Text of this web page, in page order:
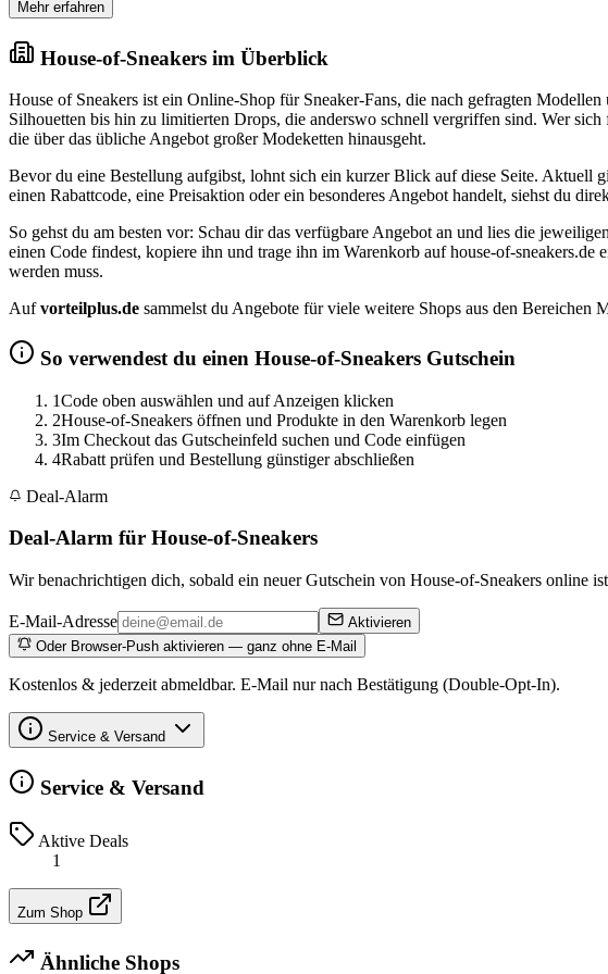
Mehr erfahren
House-of-Sneakers im Überblick
House of Sneakers ist ein Online-Shop für Sneaker-Fans, die nach gefragten
Silhouetten bis hin zu limitierten Drops, die anderswo schnell vergriffen sind. Wer
die über das übliche Angebot großer Modeketten hinausgeht.
Bevor du eine Bestellung aufgibst, lohnt sich ein kurzer Blick auf diese Seite. Aktuell
einen Rabattcode, eine Preisaktion oder ein besonderes Angebot handelt, siehst du
So gehst du am besten vor: Schau dir das verfügbare Angebot an und lies die
einen Code findest, kopiere ihn und trage ihn im Warenkorb auf house-of-
werden muss.
Aufvorteilplus.de sammelst du Angebote für viele weitere Shops aus den Bereichen
So verwendest du einen House-of-Sneakers Gutschein
1Code oben auswählen und auf Anzeigen klicken
2House-of-Sneakers öffnen und Produkte in den Warenkorb legen
3Im Checkout das Gutscheinfeld suchen und Code einfügen
4Rabatt prüfen und Bestellung günstiger abschließen
Deal-Alarm
Deal-Alarm für House-of-Sneakers
Wir benachrichtigen dich, sobald ein neuer Gutschein von House-of-Sneakers online
E-Mail-Adresse
Aktivieren
Oder Browser-Push aktivieren — ganz ohne E-Mail
Kostenlos & jederzeit abmeldbar. E-Mail nur nach Bestätigung (Double-Opt-In).
Service & Versand
Service & Versand
Aktive Deals
1
Zum Shop
Ähnliche Shops